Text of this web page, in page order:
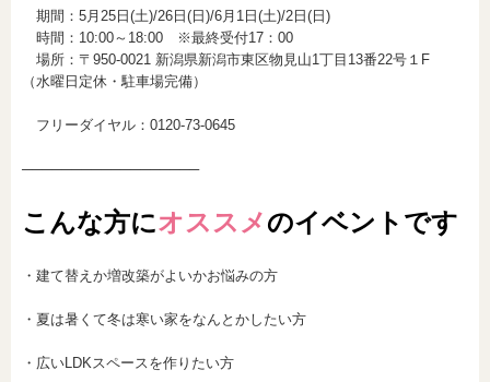
期間：5月25日(土)/26日(日)/6月1日(土)/2日(日)
時間：10:00～18:00 ※最終受付17：00
場所：〒950-0021 新潟県新潟市東区物見山1丁目13番22号１F
（水曜日定休・駐車場完備）
フリーダイヤル：0120-73-0645
──────────────────
こんな方にオススメのイベントです
・建て替えか増改築がよいかお悩みの方
・夏は暑くて冬は寒い家をなんとかしたい方
・広いLDKスペースを作りたい方